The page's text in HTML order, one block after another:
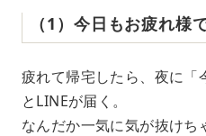
（1）今日もお疲れ様
疲れて帰宅したら、夜に「
とLINEが届く。
なんだか一気に気が抜けち